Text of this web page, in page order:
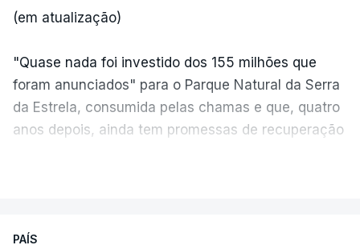
(em atualização)
"Quase nada foi investido dos 155 milhões que
foram anunciados" para o Parque Natural da Serra
da Estrela, consumida pelas chamas e que, quatro
anos depois, ainda tem promessas de recuperação
PAÍS